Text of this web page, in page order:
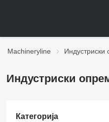
Machineryline Индустриски
Индустриски
Категорија